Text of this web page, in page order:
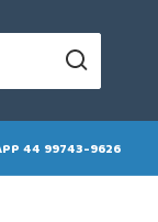
44 99743-9626